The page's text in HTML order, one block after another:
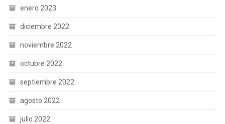
enero 2023
diciembre 2022
noviembre 2022
octubre 2022
septiembre 2022
agosto 2022
julio 2022